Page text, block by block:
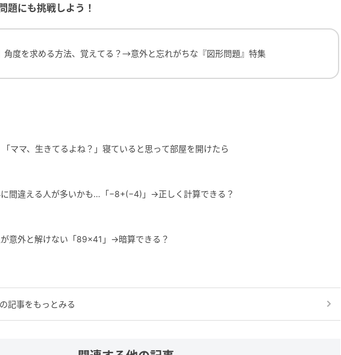
題にも挑戦しよう！
る方法、覚えてる？→意外と忘れがちな『図形問題』特集
角度を求める方法、覚えてる？→意外と忘れがちな『図形問題』特集
ママ、生きてるよね？」寝ていると思って部屋を開けたら
間違える人が多いかも…「−8+(−4)」→正しく計算できる？
意外と解けない「89×41」→暗算できる？
の記事をもっとみる